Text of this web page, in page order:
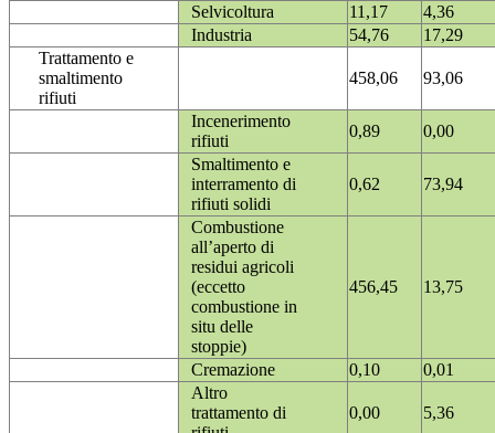
Selvicoltura
11,17
4,36
Industria
54,76
17,29
Trattamento e
smaltimento
rifiuti
458,06 93,06
Incenerimento
rifiuti
0,89
0,00
Smaltimento e
interramento di
rifiuti solidi
0,62 73,94
Combustione
all’aperto di
residui agricoli
(eccetto
combustione in
situ delle
stoppie)
456,45 13,75
Cremazione 0,10
0,01
Altro
trattamento di
0,00 5,36